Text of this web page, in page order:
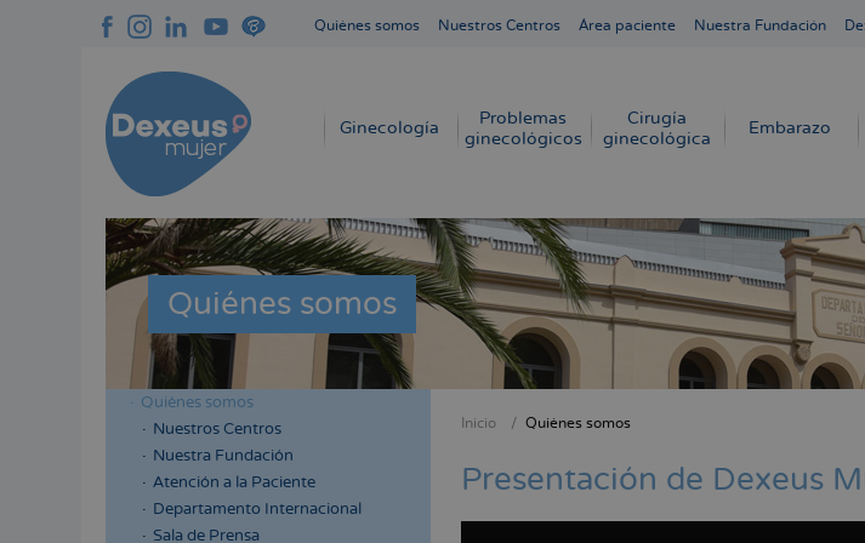
Quiénes somos Nuestros Centros Área paciente Nuestra Fundación
Navegación
Ginecología
Problemas
ginecológicos
Cirugía
ginecológica
Embarazo
Quiénes somos
Menú
lateral
cabecera
Quiénes somos
Nuestros Centros
Nuestra Fundación
Atención a la Paciente
Departamento Internacional
Sala de Prensa
enlaces
Inicio Quiénes somos
Presentación de Dexeus